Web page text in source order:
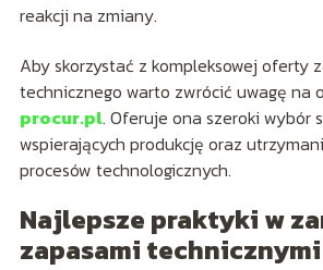
reakcji na zmiany.
Aby skorzystać z kompleksowej oferty
technicznego warto zwrócić uwagę na
procur.pl. Oferuje ona szeroki wybór
wspierających produkcję oraz
procesów technologicznych.
Najlepsze praktyki w
zapasami technicznymi